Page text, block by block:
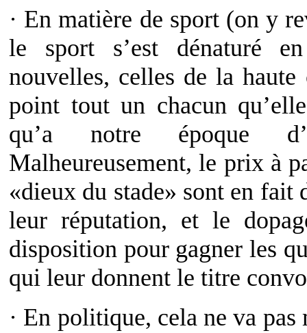
· En matière de sport (on y
le sport s’est dénaturé
nouvelles, celles de la
point tout un chacun
qu’a notre époque
Malheureusement, le prix à
«dieux du stade» sont en fait
leur réputation, et le
disposition pour gagner les
qui leur donnent le titre
· En politique, cela ne va